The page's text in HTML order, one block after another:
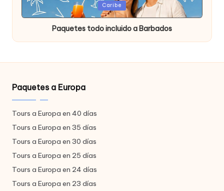
Publicada
en
Caribe
Paquetes todo incluido a Barbados
Paquetes a Europa
Tours a Europa en 40 días
Tours a Europa en 35 días
Tours a Europa en 30 días
Tours a Europa en 25 días
Tours a Europa en 24 días
Tours a Europa en 23 días